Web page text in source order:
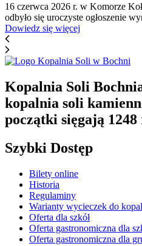
16 czerwca 2026 r. w Komorze
odbyło się uroczyste ogłoszenie
Dowiedz się więcej
Kopalnia Soli
kopalnia soli
początki sięgają
Szybki Dostęp
Bilety online
Historia
Regulaminy
Warianty wycieczek do
Oferta dla szkół
Oferta gastronomiczna dla
Oferta gastronomiczna dla